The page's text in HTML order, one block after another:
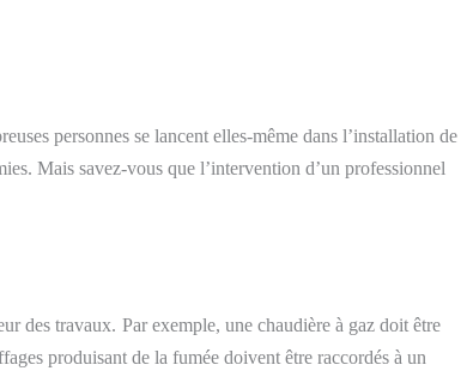
personnes se lancent elles-même dans l’installation de
Mais savez-vous que l’intervention d’un professionnel
des travaux. Par exemple, une chaudière à gaz doit être
produisant de la fumée doivent être raccordés à un